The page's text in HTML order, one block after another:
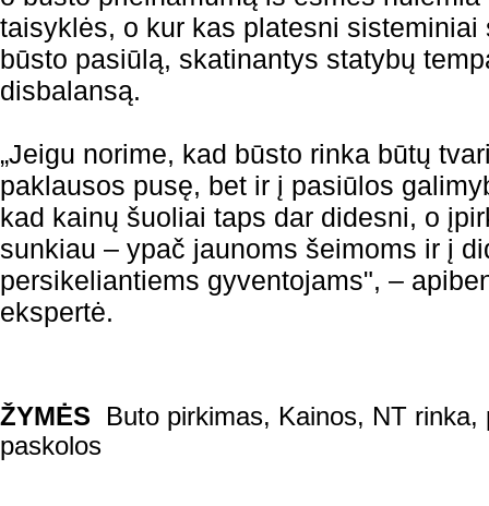
taisyklės, o kur kas platesni
būsto pasiūlą, skatinantys statybų
disbalansą.
„Jeigu norime, kad būsto rinka būtų
paklausos pusę, bet ir į pasiūlos
kad kainų šuoliai taps dar didesni, o
sunkiau – ypač jaunoms šeimoms ir į
persikeliantiems gyventojams", –
ekspertė.
ŽYMĖS Buto pirkimas, Kainos, NT rinka,
paskolos